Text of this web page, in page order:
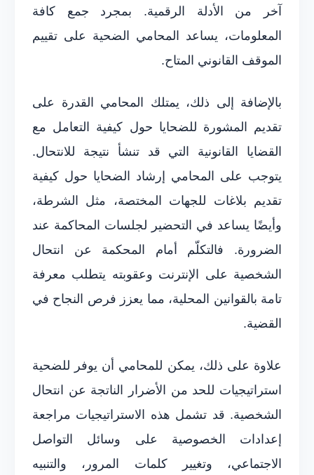
آخر من الأدلة الرقمية. بمجرد جمع كافة
المعلومات، يساعد المحامي الضحية على تقييم
الموقف القانوني المتاح.
بالإضافة إلى ذلك، يمتلك المحامي القدرة على
تقديم المشورة للضحايا حول كيفية التعامل مع
القضايا القانونية التي قد تنشأ نتيجة للانتحال.
يتوجب على المحامي إرشاد الضحايا حول كيفية
تقديم بلاغات للجهات المختصة، مثل الشرطة،
وأيضًا يساعد في التحضير لجلسات المحاكمة عند
الضرورة. فالتكلّم أمام المحكمة عن انتحال
الشخصية على الإنترنت وعقوبته يتطلب معرفة
تامة بالقوانين المحلية، مما يعزز فرص النجاح في
القضية.
علاوة على ذلك، يمكن للمحامي أن يوفر للضحية
استراتيجيات للحد من الأضرار الناتجة عن انتحال
الشخصية. قد تشمل هذه الاستراتيجيات مراجعة
إعدادات الخصوصية على وسائل التواصل
الاجتماعي، وتغيير كلمات المرور، والتنبيه